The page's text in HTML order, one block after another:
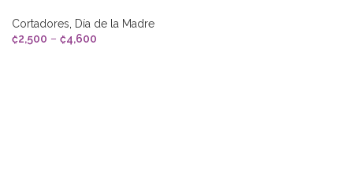
Cortadores
Día de la Madre
₡2,500 – ₡4,600